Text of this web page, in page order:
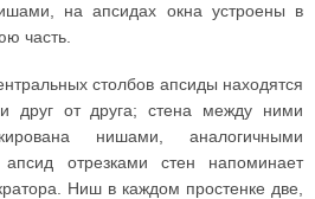
на апсидах окна устроены в
часть.
столбов апсиды находятся
друг от друга; стена между ними
нишами, аналогичными
отрезками стен напоминает
Ниш в каждом простенке две,